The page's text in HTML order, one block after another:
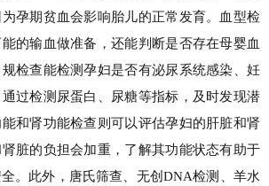
孕期贫血会影响胎儿的正常发育。血型检
的输血做准备，还能判断是否存在母婴血
检查能检测孕妇是否有泌尿系统感染、妊
过检测尿蛋白、尿糖等指标，及时发现潜
和肾功能检查则可以评估孕妇的肝脏和肾
脏的负担会加重，了解其功能状态有助于
。此外，唐氏筛查、无创DNA检测、羊水